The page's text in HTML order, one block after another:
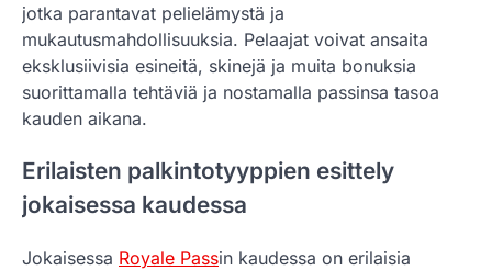
jotka parantavat pelielämystä ja
mukautusmahdollisuuksia. Pelaajat voivat ansaita
eksklusiivisia esineitä, skinejä ja muita bonuksia
suorittamalla tehtäviä ja nostamalla passinsa tasoa
kauden aikana.
Erilaisten palkintotyyppien esittely
jokaisessa kaudessa
Jokaisessa Royale Passin kaudessa on erilaisia